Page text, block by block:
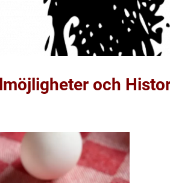
och